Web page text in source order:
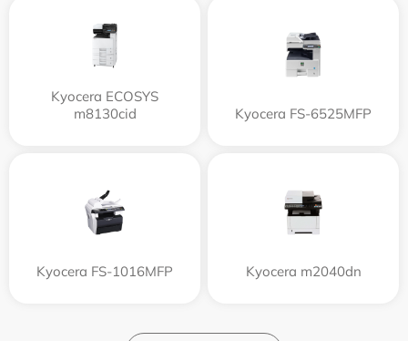
Kyocera ECOSYS
m8130cid
Kyocera FS-6525MFP
Kyocera FS-1016MFP Kyocera m2040dn